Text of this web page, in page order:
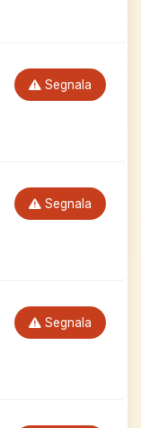
Segnala
Segnala
Segnala